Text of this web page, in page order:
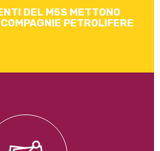
DEL M5S METTONO
PETROLIFERE
i tetti dall'asbesto è un deterrente
la fibra killer e passando al